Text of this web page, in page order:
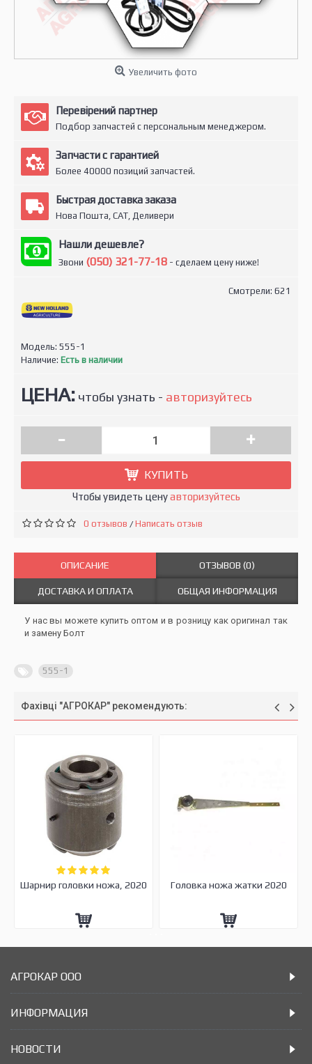
Увеличить фото
Перевірений партнер
Подбор запчастей с персональным менеджером.
Запчасти с гарантией
Более 40000 позиций запчастей.
Быстрая доставка заказа
Нова Пошта, САТ, Деливери
Нашли дешевле?
Звони (050) 321-77-18 - сделаем цену ниже!
Смотрели: 621
Модель: 555-1
Наличие: Есть в наличии
ЦЕНА: чтобы узнать - авторизуйтесь
- +
КУПИТЬ
Чтобы увидеть ценуавторизуйтесь
0 отзывов /Написать отзыв
ОПИСАНИЕ ОТЗЫВОВ (0)
ДОСТАВКА И ОПЛАТА ОБЩАЯ ИНФОРМАЦИЯ
У нас вы можете купить оптом и в розницу как оригинал так
и замену Болт
555-1
Фахівці "АГРОКАР" рекомендують:
Шарнир головки ножа, 2020 Головка ножа жатки 2020
АГРОКАР ООО
ИНФОРМАЦИЯ
НОВОСТИ